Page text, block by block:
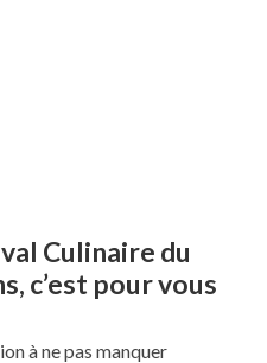
Culinaire du
c’est pour vous
à ne pas manquer